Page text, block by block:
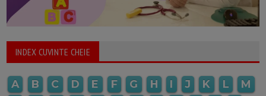
INDEX CUVINTE CHEIE
A B C D E F G H I J K L
M